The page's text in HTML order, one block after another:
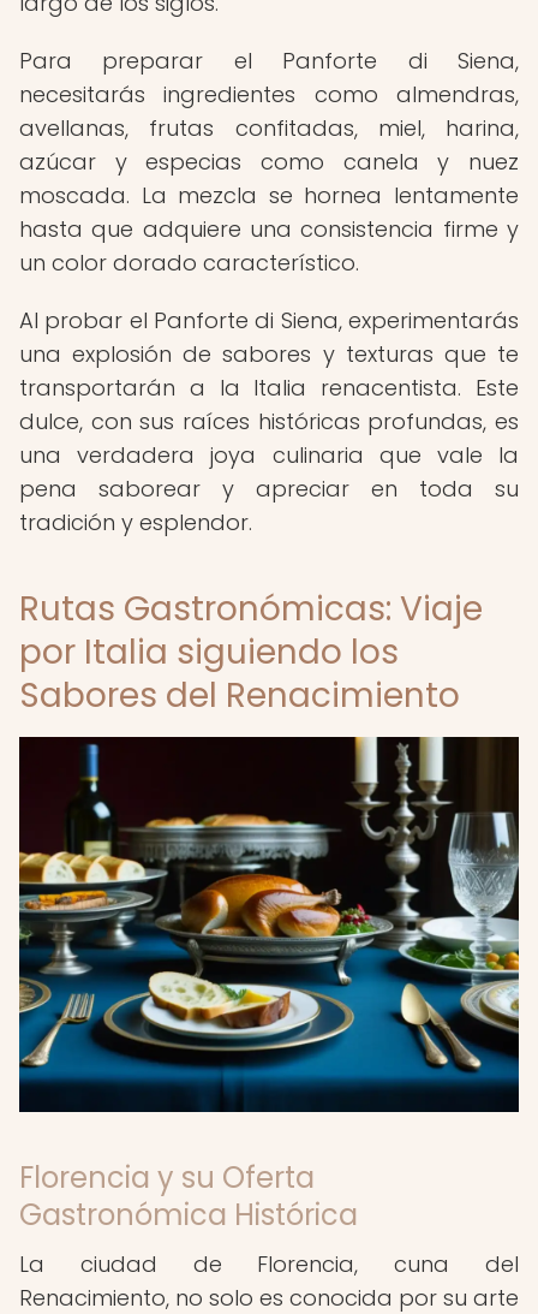
Para preparar el Panforte di Siena,
necesitarás ingredientes como almendras,
avellanas, frutas confitadas, miel, harina,
azúcar y especias como canela y nuez
moscada. La mezcla se hornea lentamente
hasta que adquiere una consistencia firme y
un color dorado característico.
Al probar el Panforte di Siena, experimentarás
una explosión de sabores y texturas que te
transportarán a la Italia renacentista. Este
dulce, con sus raíces históricas profundas, es
una verdadera joya culinaria que vale la
pena saborear y apreciar en toda su
tradición y esplendor.
Rutas Gastronómicas: Viaje
por Italia siguiendo los
Sabores del Renacimiento
Florencia y su Oferta
Gastronómica Histórica
La ciudad de Florencia, cuna del
Renacimiento, no solo es conocida por su arte